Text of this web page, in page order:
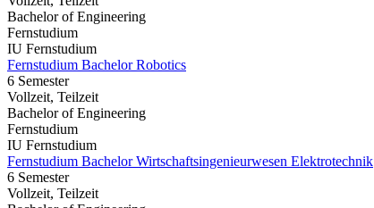
Bachelor of Engineering
Fernstudium
IU Fernstudium
Fernstudium Bachelor Robotics
6 Semester
Vollzeit, Teilzeit
Bachelor of Engineering
Fernstudium
IU Fernstudium
Fernstudium Bachelor Wirtschaftsingenieurwesen Elektrotechnik
6 Semester
Vollzeit, Teilzeit